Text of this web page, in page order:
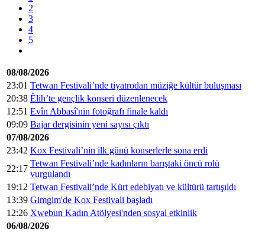
2
3
4
5
08/08/2026
23:01 Tetwan Festivali’nde tiyatrodan müziğe kültür buluşması
20:38 Êlih’te gençlik konseri düzenlenecek
12:51 Evîn Abbasî'nin fotoğrafı finale kaldı
09:09 Bajar dergisinin yeni sayısı çıktı
07/08/2026
23:42 Kox Festivali’nin ilk günü konserlerle sona erdi
22:17
Tetwan Festivali’nde kadınların barıştaki öncü rolü
vurgulandı
19:12 Tetwan Festivali’nde Kürt edebiyatı ve kültürü tartışıldı
13:39 Gimgim'de Kox Festivali başladı
12:26 Xwebun Kadın Atölyesi'nden sosyal etkinlik
06/08/2026